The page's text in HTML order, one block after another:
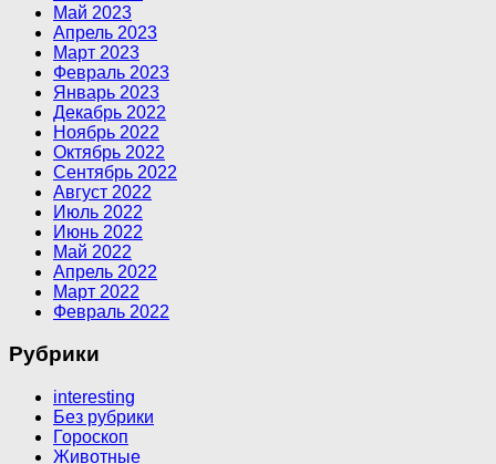
Май 2023
Апрель 2023
Март 2023
Февраль 2023
Январь 2023
Декабрь 2022
Ноябрь 2022
Октябрь 2022
Сентябрь 2022
Август 2022
Июль 2022
Июнь 2022
Май 2022
Апрель 2022
Март 2022
Февраль 2022
Рубрики
interesting
Без рубрики
Гороскоп
Животные